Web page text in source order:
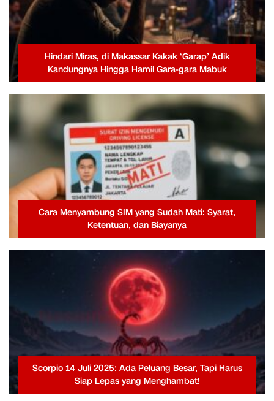
Hindari Miras, di Makassar Kakak ‘Garap’ Adik
Kandungnya Hingga Hamil Gara-gara Mabuk
Cara Menyambung SIM yang Sudah Mati: Syarat,
Ketentuan, dan Biayanya
Scorpio 14 Juli 2025: Ada Peluang Besar, Tapi Harus
Siap Lepas yang Menghambat!